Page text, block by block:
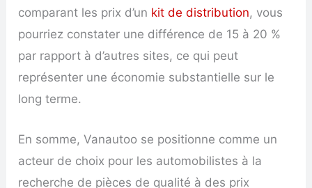
comparant les prix d’un kit de distribution, vous
pourriez constater une différence de 15 à 20 %
par rapport à d’autres sites, ce qui peut
représenter une économie substantielle sur le
long terme.
En somme, Vanautoo se positionne comme un
acteur de choix pour les automobilistes à la
recherche de pièces de qualité à des prix